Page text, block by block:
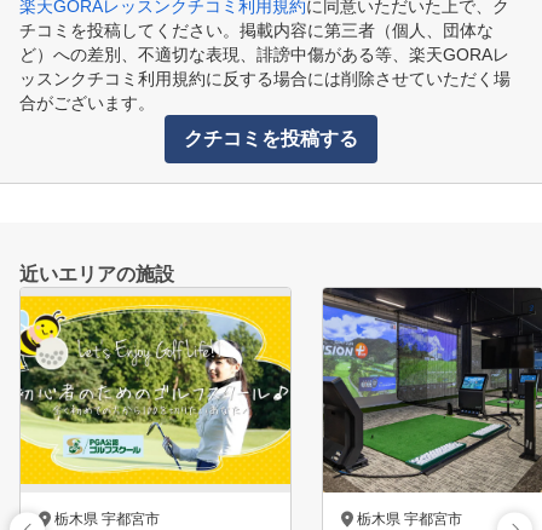
楽天GORAレッスンクチコミ利用規約に同意いただいた上で、ク
チコミを投稿してください。掲載内容に第三者（個人、団体な
ど）への差別、不適切な表現、誹謗中傷がある等、楽天GORAレ
ッスンクチコミ利用規約に反する場合には削除させていただく場
合がございます。
クチコミを投稿する
近いエリアの施設
栃木県 宇都宮市 栃木県 宇都宮市